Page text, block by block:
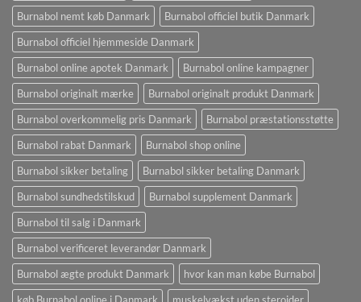
Burnabol nemt køb Danmark
Burnabol officiel butik Danmark
Burnabol officiel hjemmeside Danmark
Burnabol online apotek Danmark
Burnabol online kampagner
Burnabol originalt mærke
Burnabol originalt produkt Danmark
Burnabol overkommelig pris Danmark
Burnabol præstationsstøtte
Burnabol rabat Danmark
Burnabol shop online
Burnabol sikker betaling
Burnabol sikker betaling Danmark
Burnabol sundhedstilskud
Burnabol supplement Danmark
Burnabol til salg i Danmark
Burnabol verificeret leverandør Danmark
Burnabol ægte produkt Danmark
hvor kan man købe Burnabol